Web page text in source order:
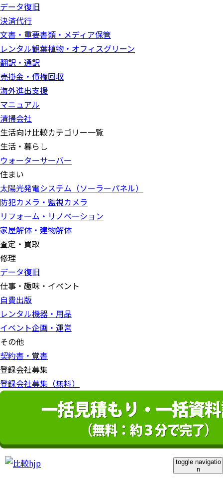
データ復旧
決済代行
文書・重要書類・メディア保管
レンタル観葉植物・オフィスグリーン
翻訳・通訳
売掛金・債権回収
海外進出支援
マニュアル
清掃会社
生活向け比較カテゴリー一覧
生活・暮らし
ウォーターサーバー
住まい
太陽光発電システム（ソーラーパネル）
防犯カメラ・監視カメラ
リフォーム・リノベーション
家屋解体・建物解体
査定・買取
修理
データ復旧
仕事・趣味・イベント
自費出版
レンタル機器・用品
イベント企画・運営
その他
契約書・覚書
登録会社募集
登録会社募集（無料）
toggle navigatio
n